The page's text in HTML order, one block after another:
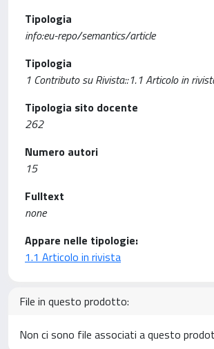
Tipologia
info:eu-repo/semantics/article
Tipologia
1 Contributo su Rivista::1.1 Articolo in
Tipologia sito docente
262
Numero autori
15
Fulltext
none
Appare nelle tipologie:
1.1 Articolo in rivista
File in questo prodotto:
Non ci sono file associati a questo